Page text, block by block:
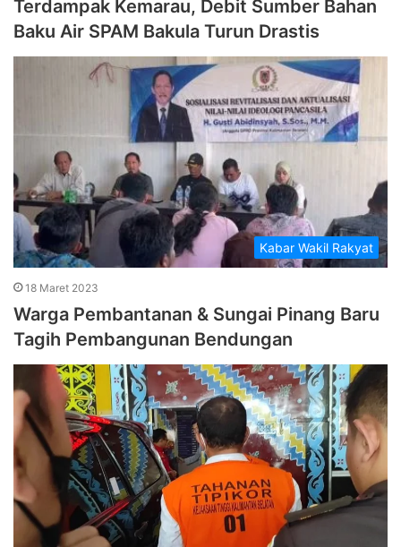
Terdampak Kemarau, Debit Sumber Bahan
Baku Air SPAM Bakula Turun Drastis
Kabar Wakil Rakyat
18 Maret 2023
Warga Pembantanan & Sungai Pinang Baru
Tagih Pembangunan Bendungan